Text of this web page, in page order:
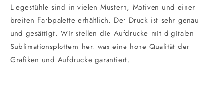
Liegestühle sind in vielen Mustern, Motiven und einer
breiten Farbpalette erhältlich. Der Druck ist sehr genau
und gesättigt. Wir stellen die Aufdrucke mit digitalen
Sublimationsplottern her, was eine hohe Qualität der
Grafiken und Aufdrucke garantiert.